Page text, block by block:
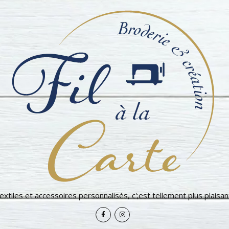
et accessoires personnalisés, c';est tellement plus